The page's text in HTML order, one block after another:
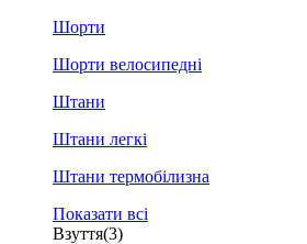
Шорти
Шорти велосипедні
Штани
Штани легкі
Штани термобілизна
Показати всі
Взуття(3)